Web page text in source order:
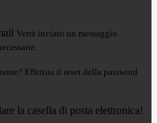
Verrà inviato un messaggio
Effettua il reset della password
la casella di posta elettronica!